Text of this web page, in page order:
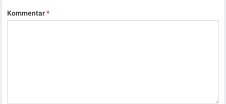
Kommentar*